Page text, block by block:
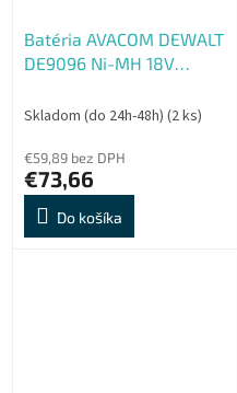
Batéria AVACOM DEWALT
DE9096 Ni-MH 18V
PANASONIC
Skladom (do 24h-48h) (2 ks)
€59,89 bez DPH
€73,66
Do košíka